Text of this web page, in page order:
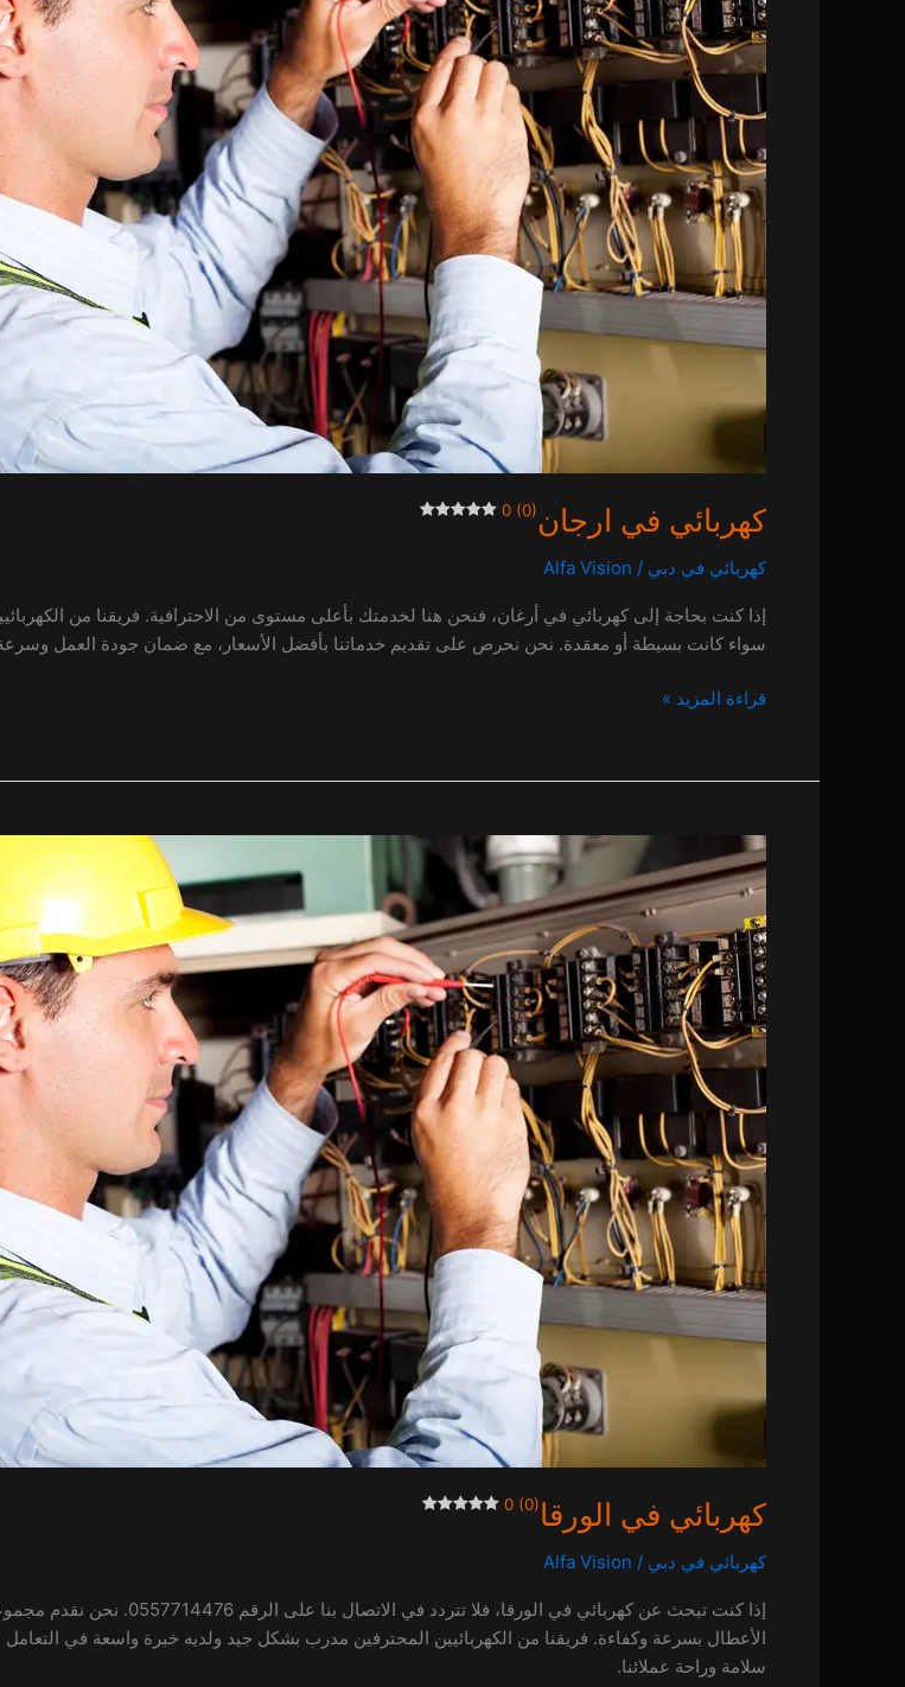
كهربائي في ارجان0 (0)
كهربائي في دبي /
Alfa Vision
إذا كنت بحاجة إلى كهربائي في أرغان، فنحن هنا لخدمتك بأعلى مستوى من الاحترافية. فريقنا من
سواء كانت بسيطة أو معقدة. نحن نحرص على تقديم خدماتنا بأفضل الأسعار، مع ضمان جودة العمل وسرعة
قراءة المزيد »
كهربائي في الورقا0 (0)
كهربائي في دبي /
Alfa Vision
إذا كنت تبحث عن كهربائي في
الأعطال بسرعة وكفاءة. فريقنا من الكهربائيين المحترفين مدرب بشكل جيد ولديه خبرة واسعة في
سلامة وراحة عملائنا.
كهربائي
في
الورقا
0 (0)